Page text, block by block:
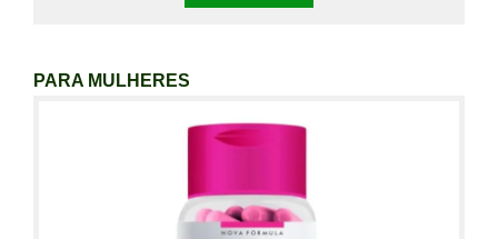
PARA MULHERES